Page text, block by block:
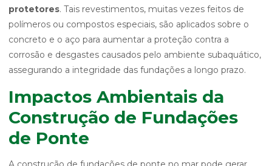
protetores. Tais revestimentos, muitas vezes feitos de
polímeros ou compostos especiais, são aplicados sobre o
concreto e o aço para aumentar a proteção contra a
corrosão e desgastes causados pelo ambiente subaquático,
assegurando a integridade das fundações a longo prazo.
Impactos Ambientais da
Construção de Fundações
de Ponte